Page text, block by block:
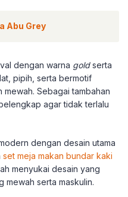
Abu Grey
dengan warna goldserta
pipih, serta bermotif
Sebagai tambahan
agar tidak terlalu
dengan desain utama
set meja makan bundar kaki
menyukai desain yang
mewah serta maskulin.